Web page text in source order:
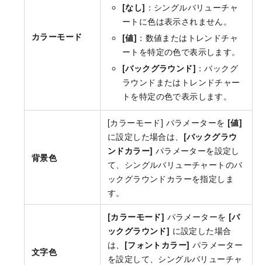
カラーモード
[なし] ：シングルバリューチャ
ートに色は表示されません。
[値] ：数値またはトレンドチャ
ートを特定の色で表示します。
[バックグラウンド] ：バックグ
ラウンドまたはトレンドチャー
トを特定の色で表示します。
背景色
[カラーモード] パラメーターを [値]
に設定した場合は、 [バックグラウ
ンドカラー] パラメーターを設定し
て、シングルバリューチャートのバ
ックグラウンドカラーを指定しま
す。
文字色
[カラーモード] パラメーターを [バ
ックグラウンド] に設定した場合
は、 [フォントカラー] パラメーター
を設定して、シングルバリューチャ